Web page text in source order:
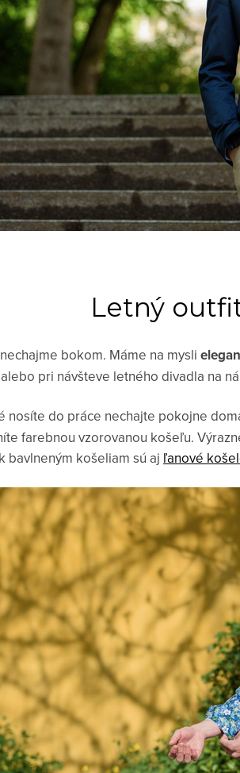
Letný
bokom. Máme na mysli
pri návšteve letného divadla na
nosíte do práce nechajte pokojne
farebnou vzorovanou košeľu.
bavlneným košeliam sú aj ľanové